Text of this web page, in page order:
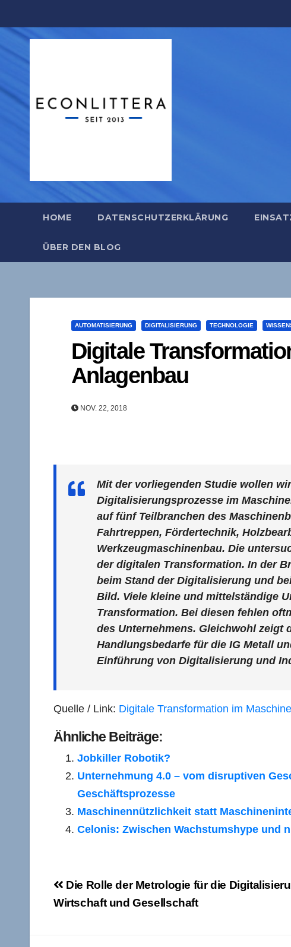
Inhalt
springen
HOME DATENSCHUTZERKLÄRUNG
ÜBER DEN BLOG
AUTOMATISIERUNG DIGITALISIERUNG TECHNOLOGIE
Digitale
Anlagenbau
NOV. 22, 2018
Mit der vorliegenden Studie wollen
Digitalisierungsprozesse im
auf fünf Teilbranchen des
Fahrtreppen, Fördertechnik,
Werkzeugmaschinenbau. Die
der digitalen Transformation. In der
beim Stand der Digitalisierung und
Bild. Viele kleine und mittelständige
Transformation. Bei diesen fehlen
des Unternehmens. Gleichwohl zeigt
Handlungsbedarfe für die IG Metall
Einführung von Digitalisierung und
Quelle / Link: Digitale Transformation im
Ähnliche Beiträge:
Jobkiller Robotik?
Unternehmung 4.0 – vom disruptiven
Geschäftsprozesse
Maschinennützlichkeit statt
Celonis: Zwischen Wachstumshype und
Beitragsnavigation
Die Rolle der Metrologie für die
Wirtschaft und Gesellschaft